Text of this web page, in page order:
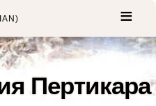
Пертикара